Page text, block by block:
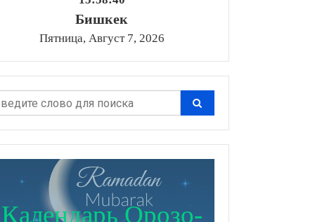
Бишкек
Пятница, Август 7, 2026
Календарь Орозо-